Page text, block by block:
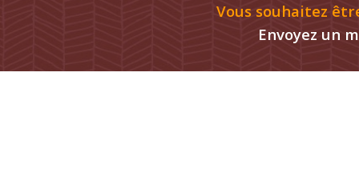
Vous souhaitez
Envoyez un